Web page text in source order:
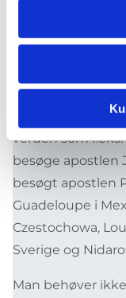
Der findes
mennesker har
Vi forbinder det
og i tusinder af
verden som
besøge apostlen
besøgt apostlen
Guadeloupe i
Czestochowa,
Sverige og
Man behøver